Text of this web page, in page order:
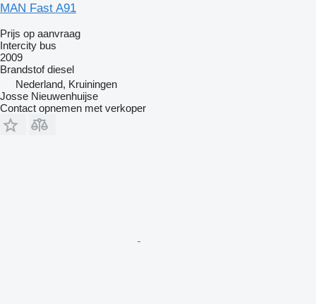
MAN Fast A91
Prijs op aanvraag
Intercity bus
2009
Brandstof diesel
Nederland, Kruiningen
Josse Nieuwenhuijse
Contact opnemen met verkoper